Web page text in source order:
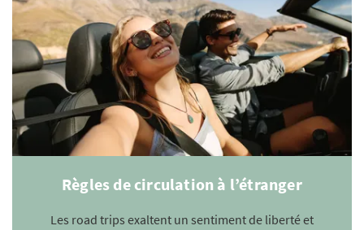
Règles de circulation à l’étranger
Les road trips exaltent un sentiment de liberté et